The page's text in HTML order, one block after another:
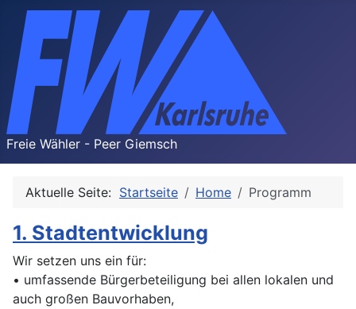
Freie Wähler - Peer Giemsch
Aktuelle Seite: Startseite Home Programm
1. Stadtentwicklung
Wir setzen uns ein für:
• umfassende Bürgerbeteiligung bei allen lokalen und
auch großen Bauvorhaben,